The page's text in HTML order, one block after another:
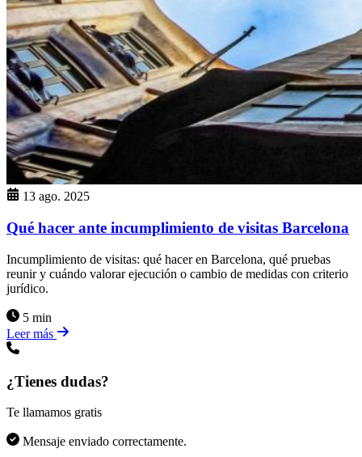
13 ago. 2025
Qué hacer ante incumplimiento de visitas Barcelona
Incumplimiento de visitas: qué hacer en Barcelona, qué pruebas
reunir y cuándo valorar ejecución o cambio de medidas con criterio
jurídico.
5 min
Leer más
¿Tienes dudas?
Te llamamos gratis
Mensaje enviado correctamente.